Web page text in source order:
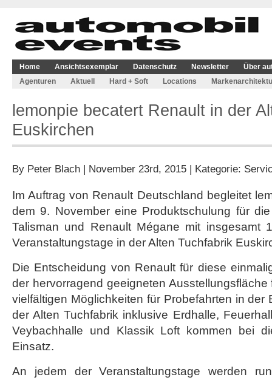
Home Ansichtsexemplar Datenschutz Newsletter
Über
Agenturen
Aktuell Hard + Soft Locations
lemonpie becatert Renault in der
Euskirchen
By Peter Blach | November 23rd, 2015 | Kategorie:
Im Auftrag von Renault Deutschland begleitet
dem 9. November eine Produktschulung für
Talisman und Renault Mégane mit insgesamt
Veranstaltungstage in der Alten Tuchfabrik
Die Entscheidung von Renault für diese
der hervorragend geeigneten
vielfältigen Möglichkeiten für Probefahrten in der
der Alten Tuchfabrik inklusive Erdhalle,
Veybachhalle und Klassik Loft kommen bei
Einsatz.
An jedem der Veranstaltungstage werden